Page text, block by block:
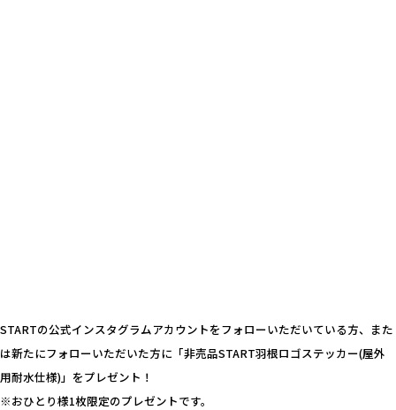
STARTの公式インスタグラムアカウントをフォローいただいている方、また
は新たにフォローいただいた方に「非売品START羽根ロゴステッカー(屋外
用耐水仕様)」をプレゼント！
※おひとり様1枚限定のプレゼントです。